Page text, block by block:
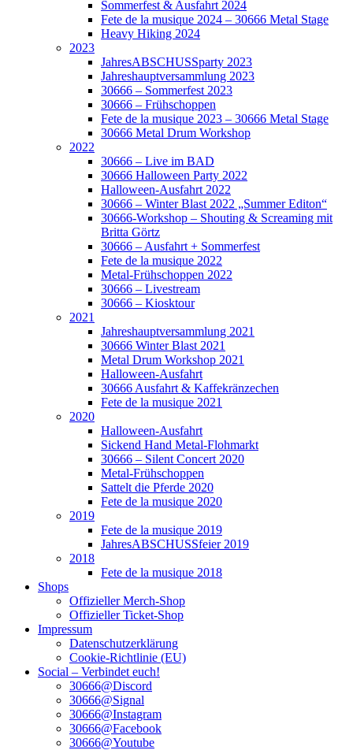
Sommerfest & Ausfahrt 2024
Fete de la musique 2024 – 30666 Metal Stage
Heavy Hiking 2024
2023
JahresABSCHUSSparty 2023
Jahreshauptversammlung 2023
30666 – Sommerfest 2023
30666 – Frühschoppen
Fete de la musique 2023 – 30666 Metal Stage
30666 Metal Drum Workshop
2022
30666 – Live im BAD
30666 Halloween Party 2022
Halloween-Ausfahrt 2022
30666 – Winter Blast 2022 „Summer Editon“
30666-Workshop – Shouting & Screaming mit
Britta Görtz
30666 – Ausfahrt + Sommerfest
Fete de la musique 2022
Metal-Frühschoppen 2022
30666 – Livestream
30666 – Kiosktour
2021
Jahreshauptversammlung 2021
30666 Winter Blast 2021
Metal Drum Workshop 2021
Halloween-Ausfahrt
30666 Ausfahrt & Kaffekränzechen
Fete de la musique 2021
2020
Halloween-Ausfahrt
Sickend Hand Metal-Flohmarkt
30666 – Silent Concert 2020
Metal-Frühschoppen
Sattelt die Pferde 2020
Fete de la musique 2020
2019
Fete de la musique 2019
JahresABSCHUSSfeier 2019
2018
Fete de la musique 2018
Shops
Offizieller Merch-Shop
Offizieller Ticket-Shop
Impressum
Datenschutzerklärung
Cookie-Richtlinie (EU)
Social – Verbindet euch!
30666@Discord
30666@Signal
30666@Instagram
30666@Facebook
30666@Youtube